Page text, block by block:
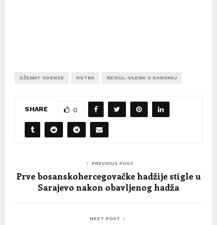
DŽEMAT ODENSE HUTBA REISUL-ULEMA U DANSKOJ
SHARE 0
PREVIOUS POST
Prve bosanskohercegovačke hadžije stigle u
Sarajevo nakon obavljenog hadža
NEXT POST